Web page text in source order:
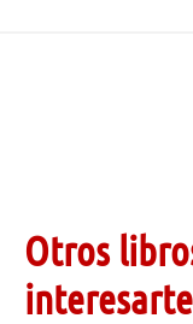
Otros
interesarte